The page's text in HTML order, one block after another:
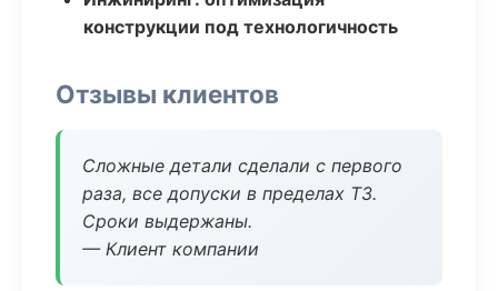
конструкции под технологичность
Отзывы клиентов
Сложные детали сделали с первого
раза, все допуски в пределах ТЗ.
Сроки выдержаны.
— Клиент компании